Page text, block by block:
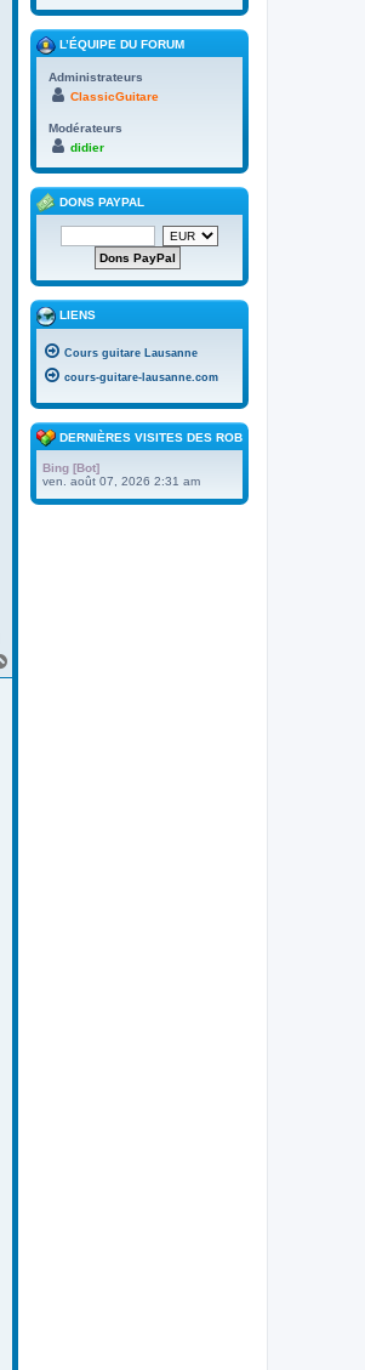
a
L’ÉQUIPE DU FORUM
Administrateurs
ClassicGuitare
Modérateurs
didier
DONS PAYPAL
LIENS
Cours guitare Lausanne
cours-guitare-lausanne.com
DERNIÈRES VISITES DES ROBOTS
Bing [Bot]
ven. août 07, 2026 2:31 am